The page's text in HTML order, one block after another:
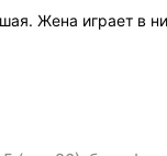
Жена играет в